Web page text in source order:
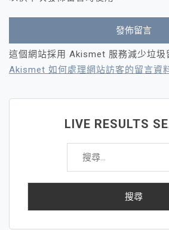
這個網站採用 Akismet 服務減少垃圾
Akismet 如何處理網站訪客的留言資
LIVE RESULTS
搜
關